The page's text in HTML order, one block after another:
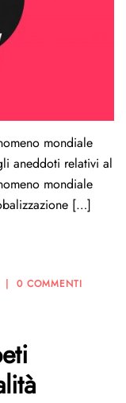
mondiale
aneddoti relativi al
mondiale
[…]
0 COMMENTI